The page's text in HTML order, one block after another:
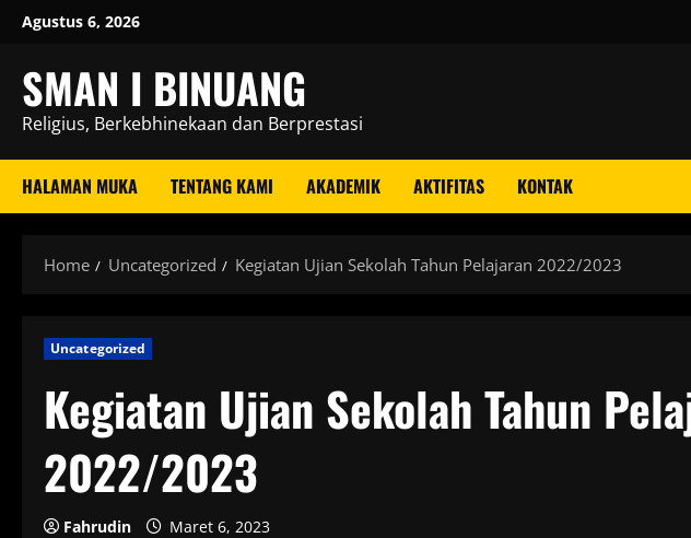
Skip
content
Agustus 6, 2026
SMAN I BINUANG
Religius, Berkebhinekaan dan Berprestasi
HALAMAN MUKA TENTANG KAMI AKADEMIK AKTIFITAS KONTAK
Home Uncategorized Kegiatan Ujian Sekolah Tahun Pelajaran 2022/2023
Uncategorized
Kegiatan Ujian Sekolah Tahun
2022/2023
Fahrudin Maret 6, 2023